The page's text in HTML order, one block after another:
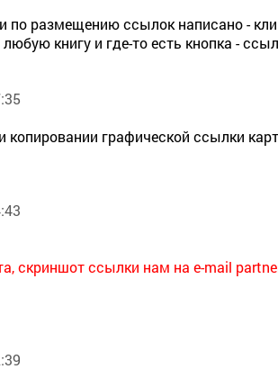
по размещению ссылок написано -
книгу и где-то есть кнопка -
копировании графической ссылки
скриншот ссылки нам на e-mail